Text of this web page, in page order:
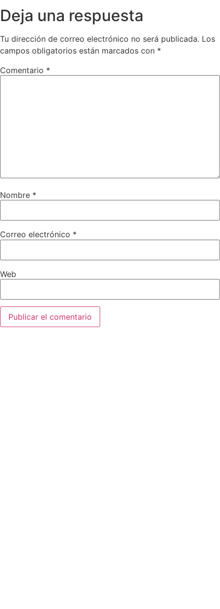
Deja una respuesta
Tu dirección de correo electrónico no será publicada. Los
campos obligatorios están marcados con *
Comentario *
Nombre *
Correo electrónico *
Web